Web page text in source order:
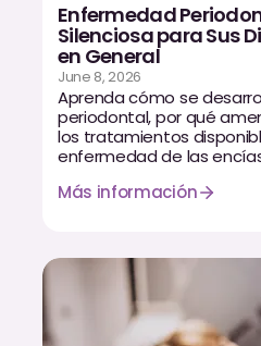
Enfermedad
Silenciosa para Sus
en General
June 8, 2026
Aprenda cómo se
periodontal, por qué
los tratamientos
enfermedad de las
Más información